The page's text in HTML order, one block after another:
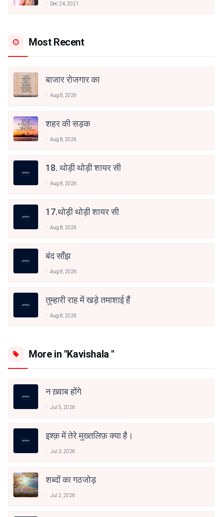
Dec 24, 2021
Most Recent
बाजार रोजगार का
Aug 8, 2026
शहर की सड़क
Aug 8, 2026
18. थोड़ी थोड़ी शायर सी
Aug 8, 2026
17.थोड़ी थोड़ी शायर सी
Aug 8, 2026
बंद साँझ
Aug 8, 2026
तुम्हारी राह में खड़े तमाशाई हैं
Aug 8, 2026
More in "Kavishala "
न ख़्वाब होंगे
Jul 5, 2026
इश्क़ में तेरे मुख्तलिफ़ क्या है।
Jul 3, 2026
शब्दों का गठजोड़
Jul 2, 2026